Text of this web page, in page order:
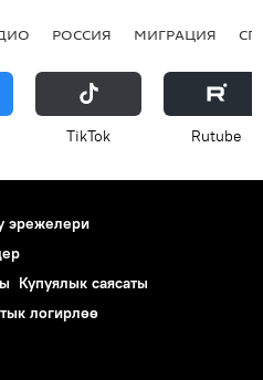
РОССИЯ МИГРАЦИЯ
ТikТоk Rutube
эрежелери
Купуялык саясаты
логирлөө